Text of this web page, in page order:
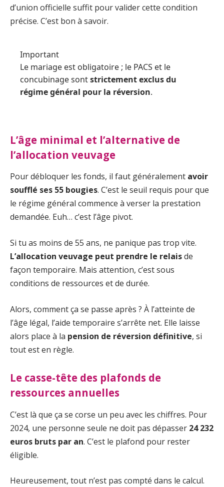
d’union officielle suffit pour valider cette condition
précise. C’est bon à savoir.
Important
Le mariage est obligatoire ; le PACS et le
concubinage sontstrictement exclus du
régime général pour la réversion.
L’âge minimal et l’alternative de
l’allocation veuvage
Pour débloquer les fonds, il faut généralement avoir
soufflé ses 55 bougies. C’est le seuil requis pour que
le régime général commence à verser la prestation
demandée. Euh… c’est l’âge pivot.
Si tu as moins de 55 ans, ne panique pas trop vite.
L’allocation veuvage peut prendre le relaisde
façon temporaire. Mais attention, c’est sous
conditions de ressources et de durée.
Alors, comment ça se passe après ? À l’atteinte de
l’âge légal, l’aide temporaire s’arrête net. Elle laisse
alors place à la pension de réversion définitive, si
tout est en règle.
Le casse-tête des plafonds de
ressources annuelles
C’est là que ça se corse un peu avec les chiffres. Pour
2024, une personne seule ne doit pas dépasser 24 232
euros bruts par an. C’est le plafond pour rester
éligible.
Heureusement, tout n’est pas compté dans le calcul.